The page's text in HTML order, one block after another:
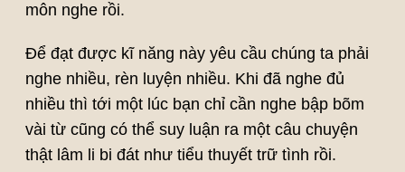
môn nghe rồi.
Để đạt được kĩ năng này yêu cầu chúng ta phải
nghe nhiều, rèn luyện nhiều. Khi đã nghe đủ
nhiều thì tới một lúc bạn chỉ cần nghe bập bõm
vài từ cũng có thể suy luận ra một câu chuyện
thật lâm li bi đát như tiểu thuyết trữ tình rồi.